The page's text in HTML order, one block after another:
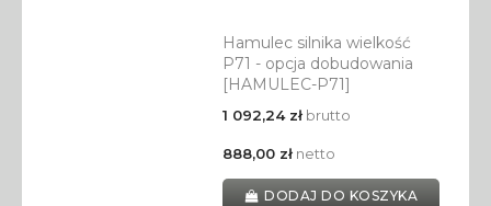
Hamulec silnika wielkość
P71 - opcja dobudowania
[HAMULEC-P71]
1 092,24 złbrutto
888,00 złnetto
DODAJ DO KOSZYKA